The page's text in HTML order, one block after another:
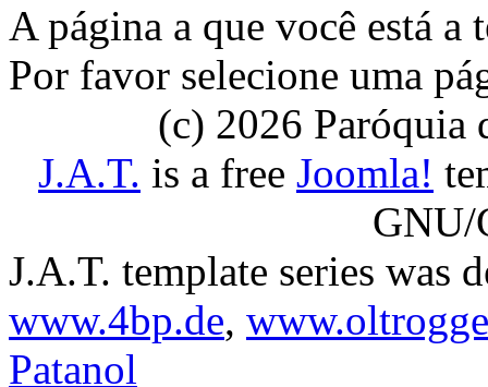
A página a que você está a
Por favor selecione uma
(c) 2026 Paróquia
J.A.T. is a free Joomla!
GNU/
J.A.T. template series was
www.4bp.de,
Patanol